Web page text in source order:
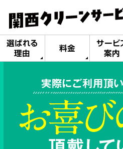
選ばれる
理由
料金
サービ
案内
実際にご利用頂